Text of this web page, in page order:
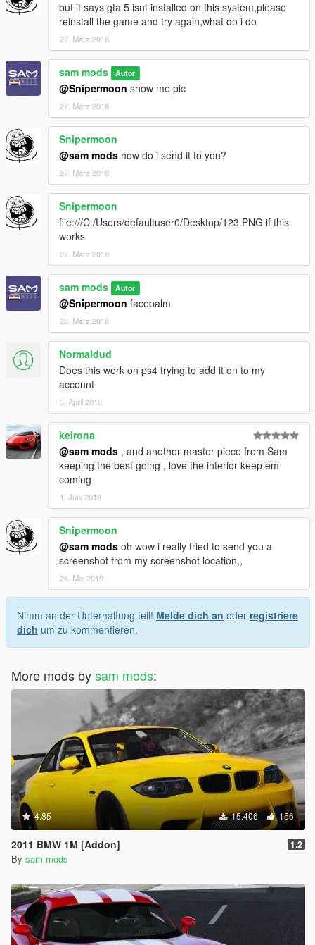
but it says gta 5 isnt installed on this system,please
reinstall the game and try again,what do i do
27. März 2018
sam mods Autor
@Snipermoon show me pic
27. März 2018
Snipermoon
@sam mods how do i send it to you?
27. März 2018
Snipermoon
file:///C:/Users/defaultuser0/Desktop/123.PNG if this
works
27. März 2018
sam mods Autor
@Snipermoon facepalm
28. März 2018
Normaldud
Does this work on ps4 trying to add it on to my
account
5. April 2018
keirona
@sam mods , and another master piece from Sam
keeping the best going , love the interior keep em
coming
1. Juni 2018
Snipermoon
@sam mods oh wow i really tried to send you a
screenshot from my screenshot location,,
26. Mai 2019
Nimm an der Unterhaltung teil! Melde dich an oder registriere
dich um zu kommentieren.
More mods bysam mods:
4.85 15.406 156
2011 BMW 1M [Addon] 1.2
By sam mods